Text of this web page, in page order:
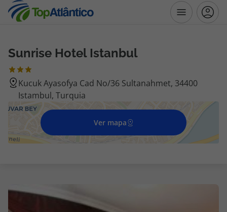
Destinos
Voos
Hotéis
Voos + Hotel
Disneyland ® Paris
Sunrise Hotel Istanbul
Kucuk Ayasofya Cad No/36 Sultanahmet, 34400
Istambul, Turquia
Ver mapa